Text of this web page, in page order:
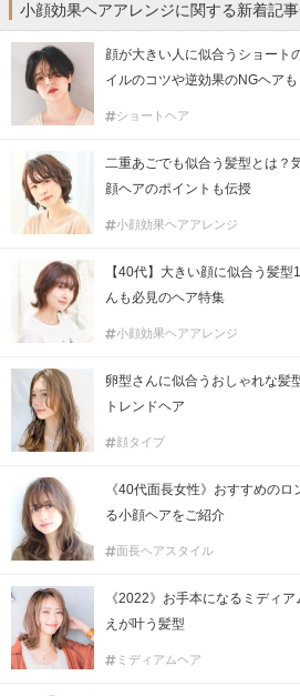
小顔効果ヘアアレンジに関する新着記事
顔が大きい人に似合うショート
イルのコツや逆効果のNGヘアも
ショートヘア
二重あごでも似合う髪型とは？
顔ヘアのポイントも伝授
小顔効果ヘアアレンジ
【40代】大きい顔に似合う髪
んも必見のヘア特集
小顔効果ヘアアレンジ
卵型さんに似合うおしゃれな髪
トレンドヘア
顔タイプ
《40代面長女性》おすすめの
る小顔ヘアをご紹介
面長ヘアスタイル
《2022》お手本になるミディ
えが叶う髪型
ミディアムヘア